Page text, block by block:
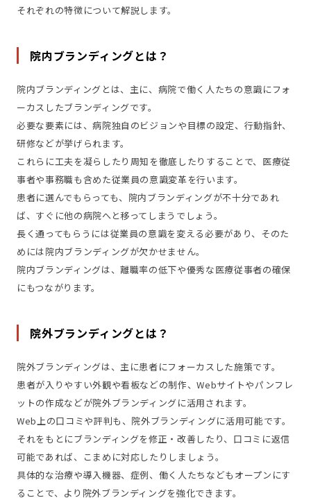
それぞれの特徴について解説します。
院内ブランディングとは？
院内ブランディングとは、主に、病院で働く人たちの意識にフォ
ーカスしたブランディングです。
必要な要素には、病院独自のビジョンや目標の設定、行動指針、
研修などが挙げられます。
これらに工夫を凝らしたり周知を徹底したりすることで、医療従
事者や事務職も含めた従業員の意識変革を行います。
患者に選んでもらっても、院内ブランディングが不十分であれ
ば、すぐに他の病院へと移ってしまうでしょう。
長く通ってもらうには従業員の意識を変える必要があり、そのた
めには院内ブランディングが欠かせません。
院内ブランディングは、離職率の低下や優秀な医療従事者の確保
にもつながります。
院外ブランディングとは？
院外ブランディングは、主に患者にフォーカスした施策です。
患者が入りやすい外観や看板などの制作、Webサイトやパンフレ
ットの作成などが院外ブランディングに活用されます。
Web上の口コミや評判も、院外ブランディングに活用可能です。
それをもとにブランディングを修正・改善したり、口コミに返信
可能であれば、こまめに対応したりしましょう。
具体的な治療や導入機器、症例、働く人たちなどもオープンにす
ることで、より院外ブランディングを強化できます。